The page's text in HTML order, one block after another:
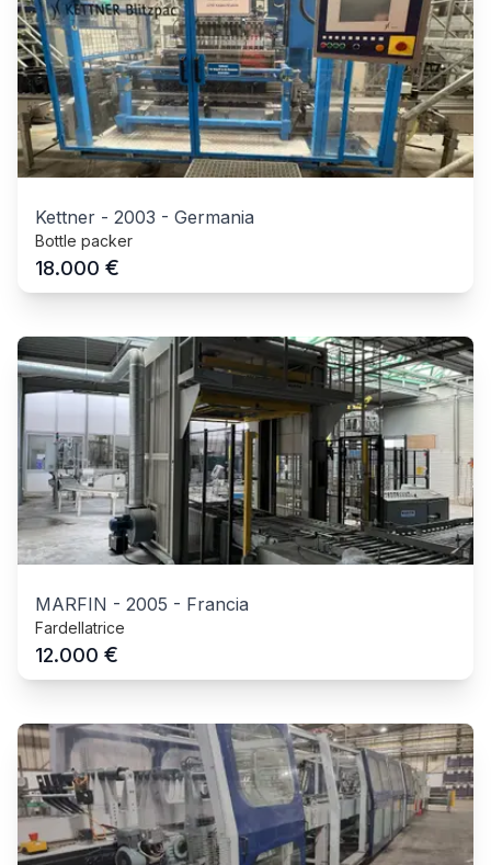
Kettner - 2003 - Germania
Bottle packer
18.000 €
MARFIN - 2005 - Francia
Fardellatrice
12.000 €